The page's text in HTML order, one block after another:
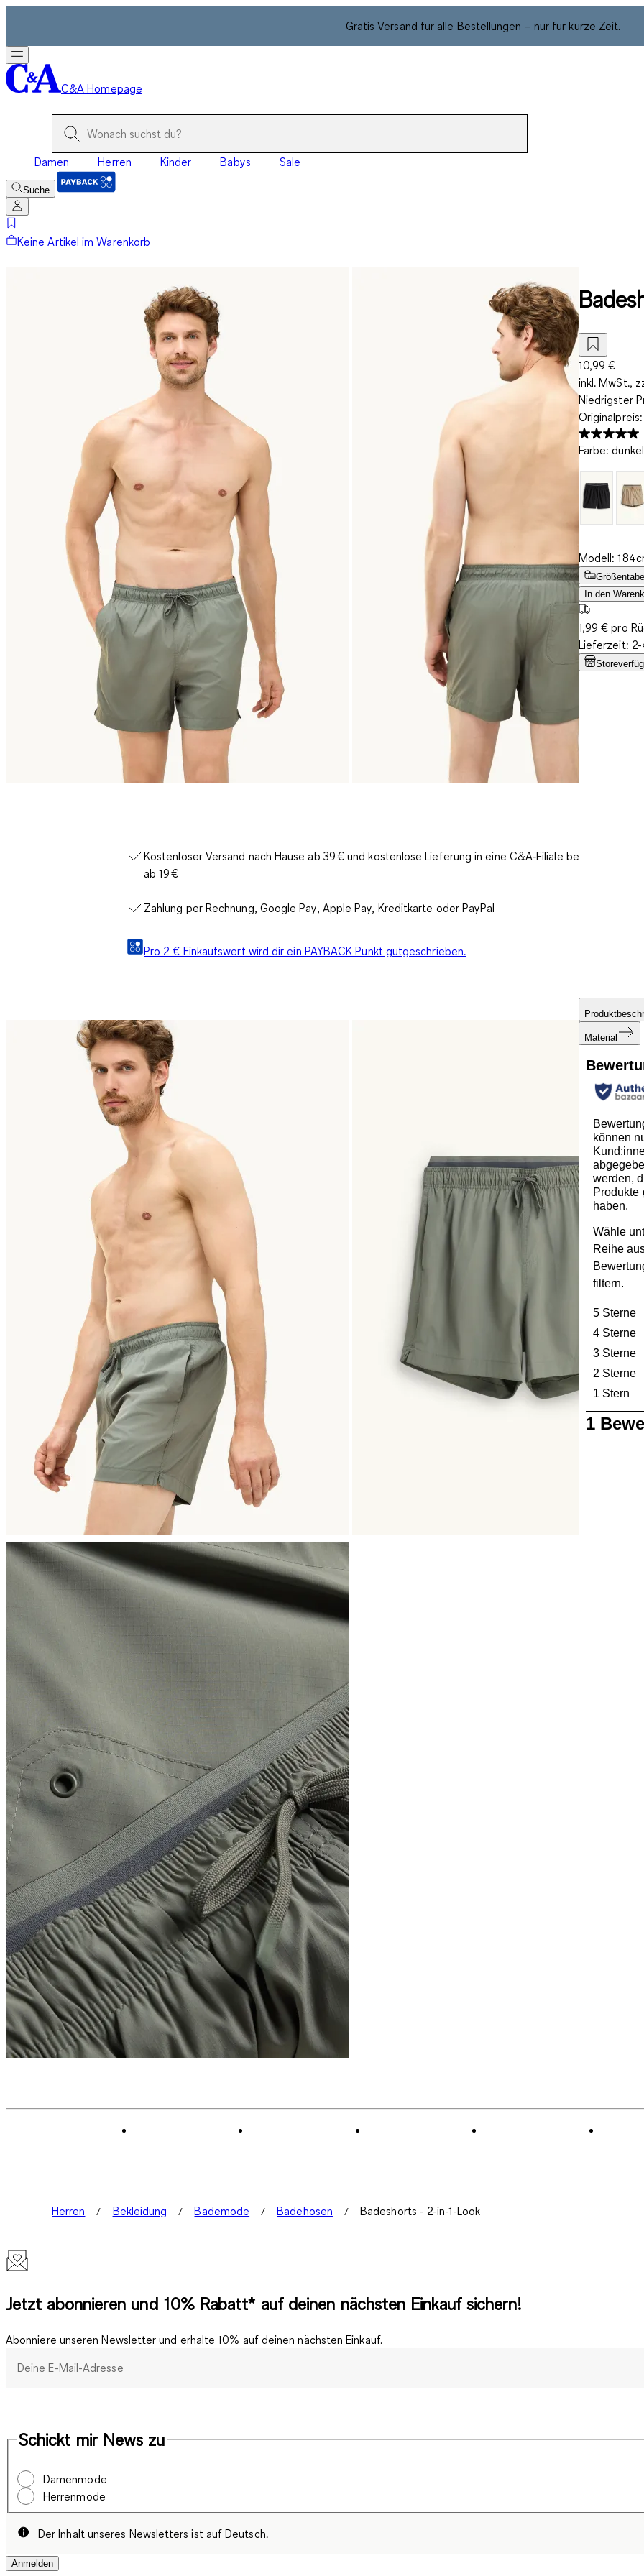
Gratis Versand für alle Bestellungen – nur für kurze Zeit.
C&A Homepage
Damen Herren Kinder Babys Sale
Suche
Keine Artikel im Warenkorb
Kostenloser Versand nach Hause ab 39 € und kostenlose Lieferung in eine C&A‑Filiale bereits
ab 19 €
Zahlung per Rechnung, Google Pay, Apple Pay, Kreditkarte oder PayPal
Pro 2 € Einkaufswert wird dir ein PAYBACK Punkt gutgeschrieben.
10,99 €
inkl. MwSt.,
Niedrigster
Originalpreis:
Farbe:
Modell:
In den
1,99 € pro
Lieferzeit:
Material
können
werden,
Produkte
haben.
Wähle
Reihe
filtern.
5 Sterne
4 Sterne
3 Sterne
2 Sterne
1 Stern
1
Herren Bekleidung Bademode Badehosen Badeshorts - 2-in-1-Look
Jetzt abonnieren und 10% Rabatt* auf deinen nächsten Einkauf sichern!
Abonniere unseren Newsletter und erhalte 10% auf deinen nächsten Einkauf.
Deine E-Mail-Adresse
Schickt mir News zu
Damenmode
Herrenmode
Der Inhalt unseres Newsletters ist auf Deutsch.
Anmelden